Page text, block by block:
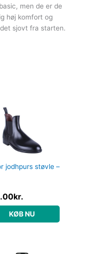
men de er de
høj komfort og
sjovt fra starten.
jodhpurs støvle –
kr.
KØB NU